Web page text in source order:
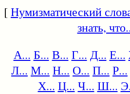
[Нумизматический
знать,
А... Б... В... Г... Д... Е...
Л... М... Н... О... П... Р...
Х... Ц... Ч... Ш...